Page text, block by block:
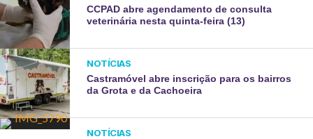
CCPAD abre agendamento de consulta
veterinária nesta quinta-feira (13)
NOTÍCIAS
Castramóvel abre inscrição para os bairros
da Grota e da Cachoeira
NOTÍCIAS